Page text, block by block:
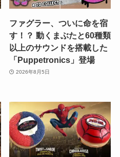
ファグラー、ついに命を宿
す！？ 動くまぶたと60種類
以上のサウンドを搭載した
「Puppetronics」登場
2026年8月5日